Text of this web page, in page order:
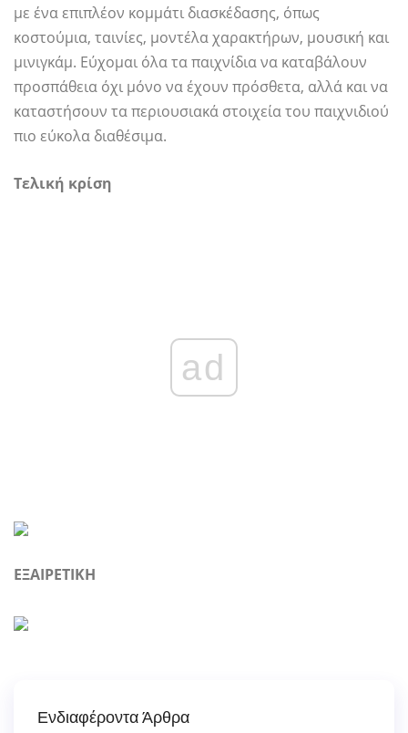
με ένα επιπλέον κομμάτι διασκέδασης, όπως
κοστούμια, ταινίες, μοντέλα χαρακτήρων, μουσική και
μινιγκάμ. Εύχομαι όλα τα παιχνίδια να καταβάλουν
προσπάθεια όχι μόνο να έχουν πρόσθετα, αλλά και να
καταστήσουν τα περιουσιακά στοιχεία του παιχνιδιού
πιο εύκολα διαθέσιμα.
Τελική κρίση
ad
ΕΞΑΙΡΕΤΙΚΗ
Ενδιαφέροντα Άρθρα